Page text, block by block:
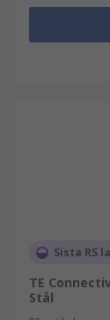
Sista RS
TE
Stål